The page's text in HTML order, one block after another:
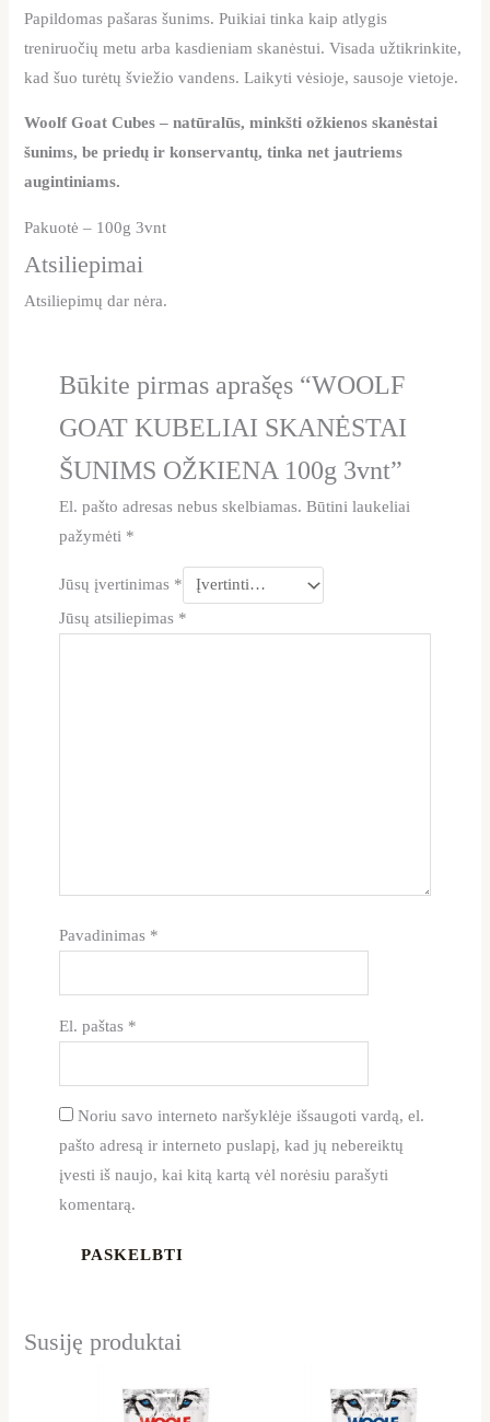
Papildomas pašaras šunims. Puikiai tinka kaip atlygis
treniruočių metu arba kasdieniam skanėstui. Visada užtikrinkite,
kad šuo turėtų šviežio vandens. Laikyti vėsioje, sausoje vietoje.
Woolf Goat Cubes – natūralūs, minkšti ožkienos skanėstai
šunims, be priedų ir konservantų, tinka net jautriems
augintiniams.
Pakuotė – 100g 3vnt
Atsiliepimai
Atsiliepimų dar nėra.
Būkite pirmas aprašęs “WOOLF
GOAT KUBELIAI SKANĖSTAI
ŠUNIMS OŽKIENA 100g 3vnt”
El. pašto adresas nebus skelbiamas. Būtini laukeliai
pažymėti *
Jūsų įvertinimas *
Jūsų atsiliepimas *
Pavadinimas *
El. paštas *
Noriu savo interneto naršyklėje išsaugoti vardą, el.
pašto adresą ir interneto puslapį, kad jų nebereiktų
įvesti iš naujo, kai kitą kartą vėl norėsiu parašyti
komentarą.
Susiję produktai